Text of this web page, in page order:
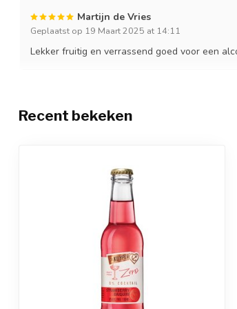
Martijn de Vries
Geplaatst op 19 Maart 2025 at 14:11
Lekker fruitig en verrassend goed voor een
Recent bekeken